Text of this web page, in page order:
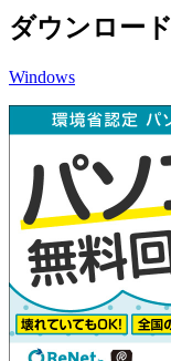
ダウンロード
Windows